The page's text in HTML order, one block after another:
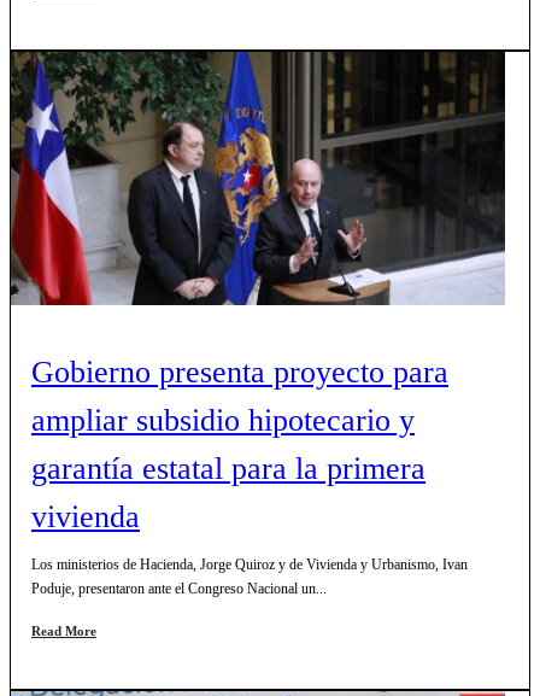
Gobierno presenta proyecto para
ampliar subsidio hipotecario y
garantía estatal para la primera
vivienda
Los ministerios de Hacienda, Jorge Quiroz y de Vivienda y Urbanismo, Ivan
Poduje, presentaron ante el Congreso Nacional un...
Read More